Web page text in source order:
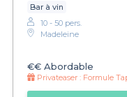
Bar à vin
10 - 50 pers.
Madeleine
€€ Abordable
Privateaser : Formule